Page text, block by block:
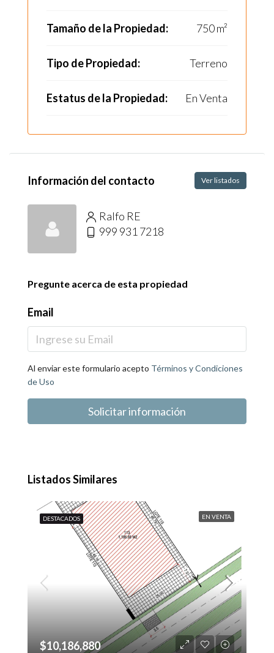
Tamaño de la Propiedad: 750 m²
Tipo de Propiedad: Terreno
Estatus de la Propiedad: En Venta
Información del contacto Ver listados
Ralfo RE
999 931 7218
Pregunte acerca de esta propiedad
Email
Al enviar este formulario acepto Términos y Condiciones
de Uso
Solicitar información
Listados Similares
DESTACADOS EN VENTA
$10,186,880